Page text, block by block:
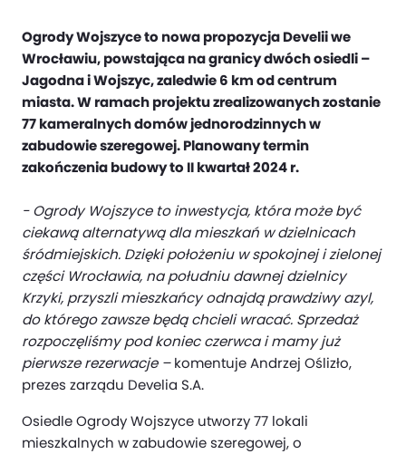
Ogrody Wojszyce to nowa propozycja Develii we
Wrocławiu, powstająca na granicy dwóch osiedli –
Jagodna i Wojszyc, zaledwie 6 km od centrum
miasta. W ramach projektu zrealizowanych zostanie
77 kameralnych domów jednorodzinnych w
zabudowie szeregowej. Planowany termin
zakończenia budowy to II kwartał 2024 r.
- Ogrody Wojszyce to inwestycja, która może być
ciekawą alternatywą dla mieszkań w dzielnicach
śródmiejskich. Dzięki położeniu w spokojnej i zielonej
części Wrocławia, na południu dawnej dzielnicy
Krzyki, przyszli mieszkańcy odnajdą prawdziwy azyl,
do którego zawsze będą chcieli wracać. Sprzedaż
rozpoczęliśmy pod koniec czerwca i mamy już
pierwsze rezerwacje –komentuje Andrzej Oślizło,
prezes zarządu Develia S.A.
Osiedle Ogrody Wojszyce utworzy 77 lokali
mieszkalnych w zabudowie szeregowej, o